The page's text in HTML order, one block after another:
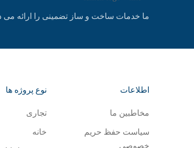
ما خدمات ساخت و ساز تضمینی را ارائه می
اطلاعات
مخاطبین ما
سياست حفظ حريم
خصوصي
نوع پروژه ها
تجاری
خانه